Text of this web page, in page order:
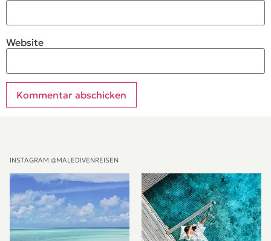
Website
INSTAGRAM @MALEDIVENREISEN